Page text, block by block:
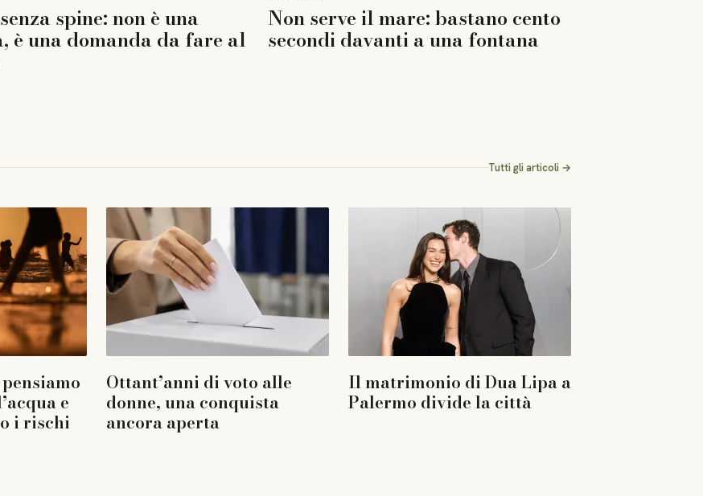
spine: non è una
è una domanda da fare al
Non serve il mare: bastano cento
secondi davanti a una fontana
Tutti gli articoli →
e
i rischi
Ottant’anni di voto alle
donne, una conquista
ancora aperta
Il matrimonio di Dua Lipa a
Palermo divide la città